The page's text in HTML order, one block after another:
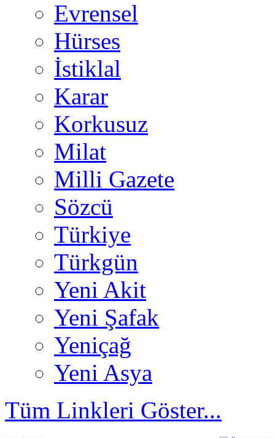
Evrensel
Hürses
İstiklal
Karar
Korkusuz
Milat
Milli Gazete
Sözcü
Türkiye
Türkgün
Yeni Akit
Yeni Şafak
Yeniçağ
Yeni Asya
Tüm Linkleri Göster...